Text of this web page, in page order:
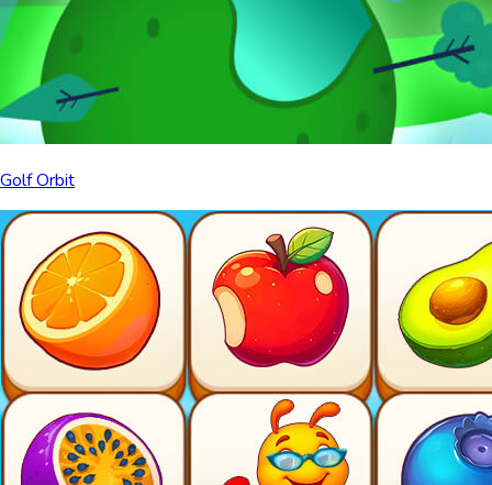
Golf Orbit